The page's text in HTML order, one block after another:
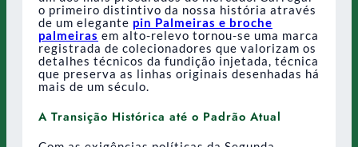
o primeiro distintivo da nossa história através
de um elegante pin Palmeiras e broche
palmeiras em alto-relevo tornou-se uma marca
registrada de colecionadores que valorizam os
detalhes técnicos da fundição injetada, técnica
que preserva as linhas originais desenhadas há
mais de um século.
A Transição Histórica até o Padrão Atual